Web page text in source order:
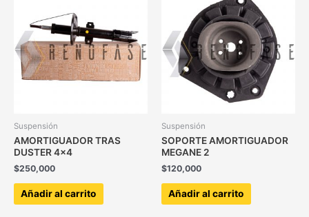
Suspensión
AMORTIGUADOR TRAS
DUSTER 4×4
$250,000
Añadir al carrito
Suspensión
SOPORTE AMORTIGUADOR
MEGANE 2
$120,000
Añadir al carrito